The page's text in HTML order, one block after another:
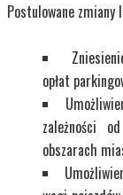
Postulowane zmiany
opłat
zależności
obszarach